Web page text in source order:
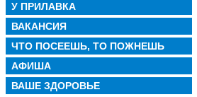
У ПРИЛАВКА
ВАКАНСИЯ
ЧТО ПОСЕЕШЬ, ТО ПОЖНЕШЬ
АФИША
ВАШЕ ЗДОРОВЬЕ